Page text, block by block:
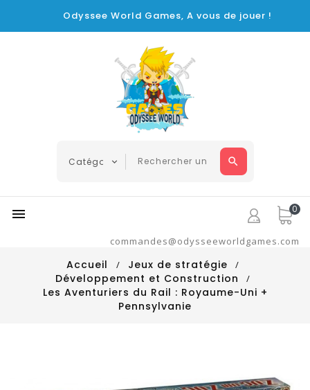
Odyssee World Games, A vous de jouer !
 0
commandes@odysseeworldgames.com
Accueil
Jeux de stratégie
Développement et Construction
Les Aventuriers du Rail : Royaume-Uni +
Pennsylvanie